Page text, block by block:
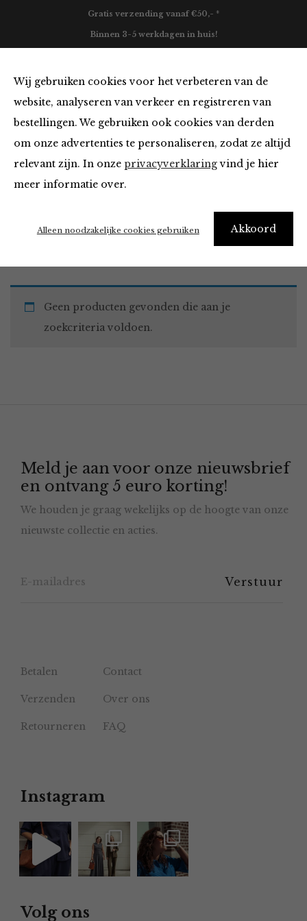
Wij gebruiken cookies voor het verbeteren van de
website, analyseren van verkeer en registreren van
bestellingen. We gebruiken ook cookies van derden
om onze advertenties te personaliseren, zodat ze altijd
relevant zijn. In onze privacyverklaringvind je hier
meer informatie over.
Akkoord
Alleen noodzakelijke cookies gebruiken
Gratis verzending vanaf €50,- *
Binnen 3-5 werkdagen in huis!
Blazers & Jassen
Home Winkel Kleding Blazers & Jassen
Geen producten gevonden die aan je
zoekcriteria voldoen.
Meld je aan voor onze nieuwsbrief
en ontvang 5 euro korting!
We houden je graag wekelijks op de hoogte van onze
nieuwste collectie en acties.
Betalen Contact
Verzenden Over ons
Retourneren FAQ
Instagram
Volg ons